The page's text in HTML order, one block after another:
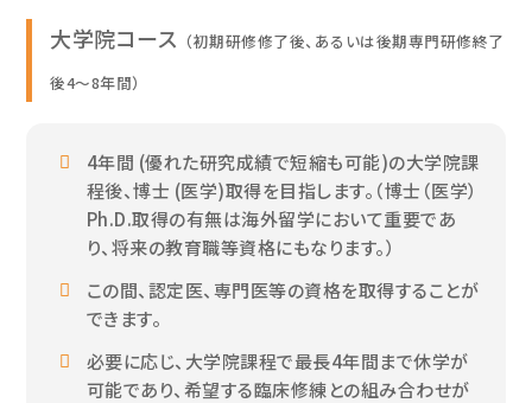
大学院コース （初期研修修了後、あるいは後期専門研修終了
後4～8年間）
4年間 (優れた研究成績で短縮も可能)の大学院課
程後、博士 (医学)取得を目指します。（博士（医学）
Ph.D.取得の有無は海外留学において重要であ
り、将来の教育職等資格にもなります。）
この間、認定医、専門医等の資格を取得することが
できます。
必要に応じ、大学院課程で最長4年間まで休学が
可能であり、希望する臨床修練との組み合わせが